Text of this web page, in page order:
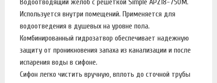
Используется внутри помещений. Применяется для
водоотведения в душевых на уровне пола.
Комбинированный гидрозатвор обеспечивает надежную
защиту от проникновения запаха из канализации и после
испарения воды в сифоне.
Сифон легко чистить вручную, вплоть до сточной трубы